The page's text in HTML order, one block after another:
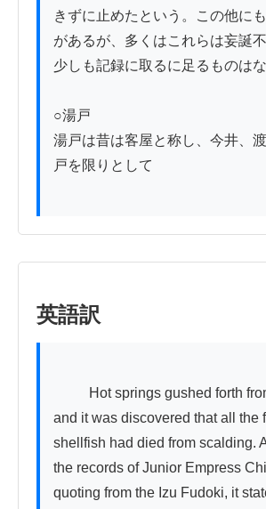
きずに止めたという。この他に
があるが、多くはこれらは妄誕不
少しも記録に取るに足るものはな
○湯戸
湯戸は昔は客屋と称し、今井、
戸を限りとして
英語訳
and it was discovered that all the
shellfish had died from scalding.
the records of Junior Empress
quoting from the Izu Fudoki, it